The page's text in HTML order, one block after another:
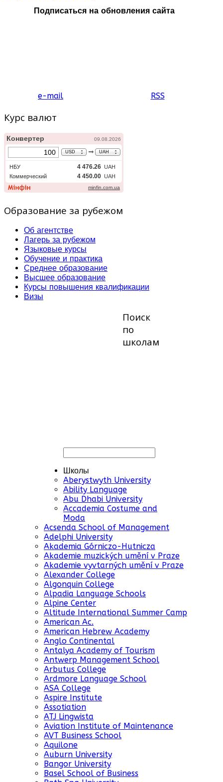
Подписаться на обновления сайта
e-mail RSS
Курс валют
Образование за рубежом
Об агентстве
Лагерь за рубежом
Языковые курсы
Обучение и практика
Среднее образование
Высшее образование
Курсы повышения квалификации
Визы
Поиск
по
школам
Школы
Aberystwyth University
Ability Language
Abu Dhabi University
Accademia Costume and
Moda
Acsenda School of Management
Adelphi University
Akademia Górniczo-Hutnicza
Akademie muzických umění v Praze
Akademie vyvtarných umění v Praze
Alexander College
Algonquin College
Alpadia Language Schools
Alpine Center
Altitude International Summer Camp
American Ac.
American Hebrew Academy
Anglo Continental
Antalya Academy of Tourism
Antwerp Management School
Arbutus College
Ardmore Language School
ASA College
Aspire Institute
Assotiation
ATJ Lingwista
Aviation Institute of Maintenance
AVT Business School
Aquilone
Auburn University
Bangor University
Basel School of Business